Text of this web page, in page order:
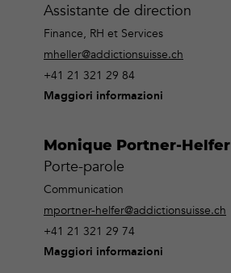
Assistante de direction
Finance, RH et Services
mheller@addictionsuisse.ch
+41 21 321 29 84
Maggiori informazioni
Monique Portner-Helfer
Porte-parole
Communication
mportner-helfer@addictionsuisse.ch
+41 21 321 29 74
Maggiori informazioni